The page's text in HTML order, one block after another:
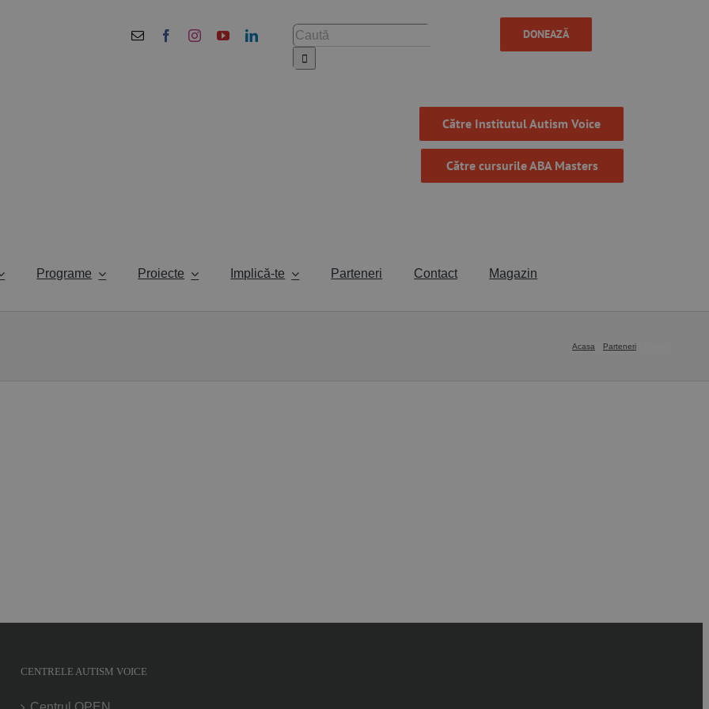
Cautare... DONEAZĂ
Către Institutul Autism Voice
Către cursurile ABA Masters
Programe Proiecte Implică-te Parteneri Contact Magazin
Acasa Parteneri
CENTRELE AUTISM VOICE